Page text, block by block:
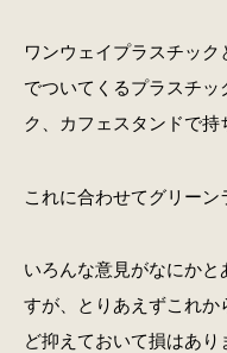
ワンウェイプラスチッ
でついてくるプラスチ
ク、カフェスタンドで持
これに合わせてグリーン
いろんな意見がなにかと
すが、とりあえずこれ
ど抑えておいて損はあり